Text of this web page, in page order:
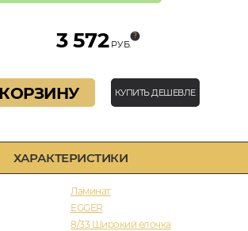
ХАРАКТЕРИСТИКИ
Ламинат
EGGER
8/33 Широкий ёлочка
3 572 РУБ.
КУПИТЬ ДЕШЕВЛЕ